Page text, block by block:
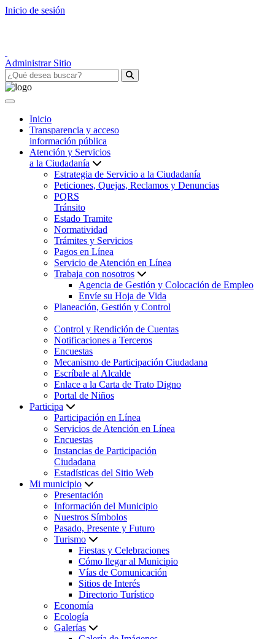
Inicio de sesión
Administrar Sitio
Inicio
Transparencia y acceso
información pública
Atención y Servicios
a la Ciudadanía
Estrategia de Servicio a la Ciudadanía
Peticiones, Quejas, Reclamos y Denuncias
PQRS
Tránsito
Estado Tramite
Normatividad
Trámites y Servicios
Pagos en Línea
Servicio de Atención en Línea
Trabaja con nosotros
Agencia de Gestión y Colocación de Empleo
Envíe su Hoja de Vida
Planeación, Gestión y Control
Control y Rendición de Cuentas
Notificaciones a Terceros
Encuestas
Mecanismo de Participación Ciudadana
Escríbale al Alcalde
Enlace a la Carta de Trato Digno
Portal de Niños
Participa
Participación en Línea
Servicios de Atención en Línea
Encuestas
Instancias de Participación
Ciudadana
Estadísticas del Sitio Web
Mi municipio
Presentación
Información del Municipio
Nuestros Símbolos
Pasado, Presente y Futuro
Turismo
Fiestas y Celebraciones
Cómo llegar al Municipio
Vías de Comunicación
Sitios de Interés
Directorio Turístico
Economía
Ecología
Galerías